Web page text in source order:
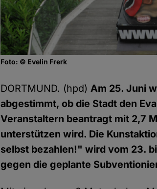
Foto: © Evelin Frerk
DORTMUND. (hpd)Am 25. Juni
abgestimmt, ob die Stadt den
Veranstaltern beantragt mit 2,7
unterstützen wird. Die
selbst bezahlen!" wird vom 23.
gegen die geplante